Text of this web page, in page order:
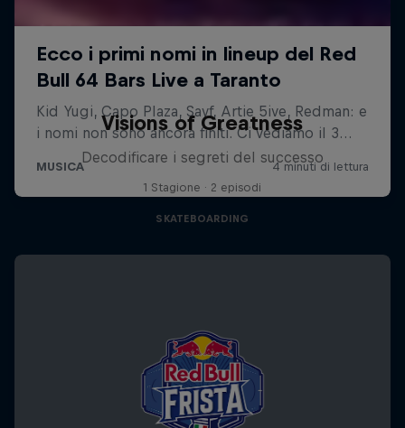
Visions of Greatness
Decodificare i segreti del successo
1 Stagione · 2 episodi
SKATEBOARDING